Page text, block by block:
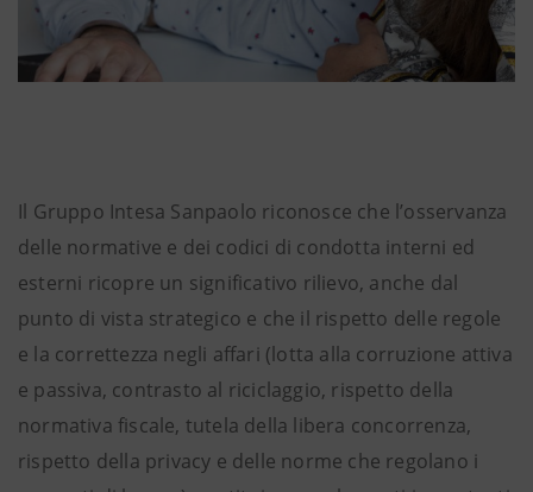
Il Gruppo Intesa Sanpaolo riconosce che l’osservanza
delle normative e dei codici di condotta interni ed
esterni ricopre un significativo rilievo, anche dal
punto di vista strategico e che il rispetto delle regole
e la correttezza negli affari (lotta alla corruzione attiva
e passiva, contrasto al riciclaggio, rispetto della
normativa fiscale, tutela della libera concorrenza,
rispetto della privacy e delle norme che regolano i